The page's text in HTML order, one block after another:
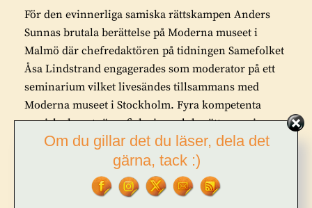
För den evinnerliga samiska rättskampen Anders
Sunnas brutala berättelse på Moderna museet i
Malmö där chefredaktören på tidningen Samefolket
Åsa Lindstrand engagerades som moderator på ett
seminarium vilket livesändes tillsammans med
Moderna museet i Stockholm. Fyra kompetenta
samiska konstnärer fick visa och berätta om sin …
ANDERS
SUNNAS
BRUTALA
BERÄTTELSE
Om du gillar det du läser, dela det
gärna, tack :)